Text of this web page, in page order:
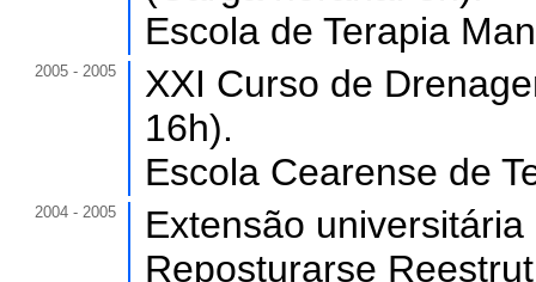
Escola de Terapia
2005 - 2005
XXI Curso de
16h).
Escola Cearense de
2004 - 2005
Extensão
Reposturarse